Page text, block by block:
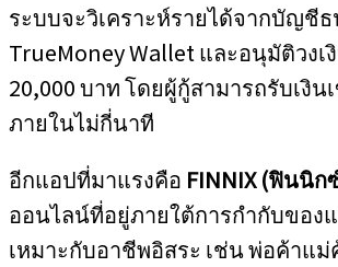
ระบบจะวิเคราะห์รายได้จากบัญชี
TrueMoney Wallet และอนุมัติวงเ
20,000 บาท โดยผู้กู้สามารถรับเงิ
ภายในไม่กี่นาที
อีกแอปที่มาแรงคือ FINNIX (ฟินนิก
ออนไลน์ที่อยู่ภายใต้การกำกับของ
เหมาะกับอาชีพอิสระ เช่น พ่อค้าแ